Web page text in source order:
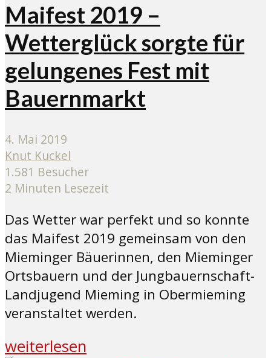
Maifest 2019 –
Wetterglück sorgte für
gelungenes Fest mit
Bauernmarkt
4. Mai 2019
Knut Kuckel
1.581 Besucher
2 Minuten Lesezeit
Das Wetter war perfekt und so konnte
das Maifest 2019 gemeinsam von den
Mieminger Bäuerinnen, den Mieminger
Ortsbauern und der Jungbauernschaft-
Landjugend Mieming in Obermieming
veranstaltet werden.
weiterlesen